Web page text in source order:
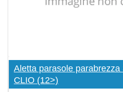
Aletta parasole
CLIO (12>)